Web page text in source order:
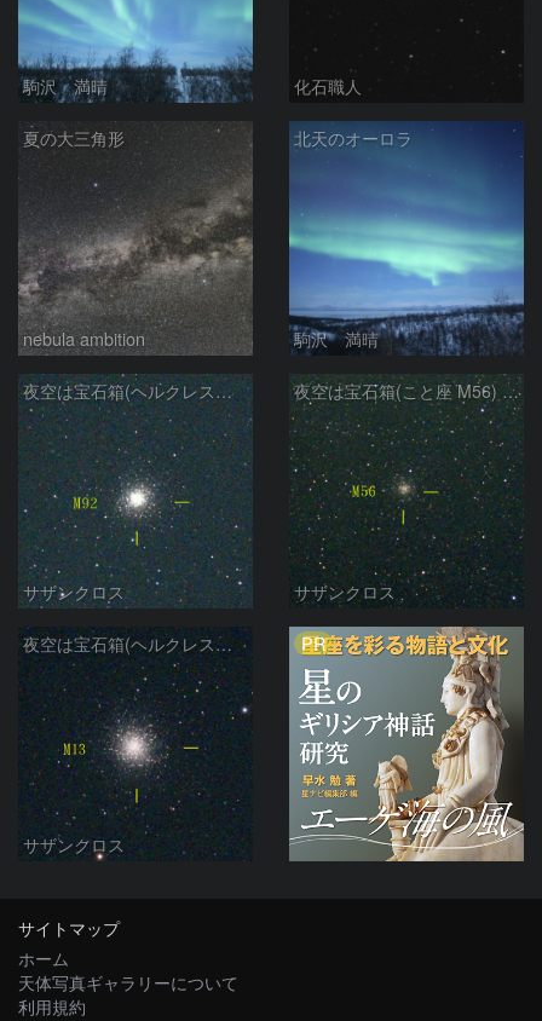
駒沢 満晴 化石職人
夏の大三角形
nebula ambition
北天のオーロラ
駒沢 満晴
夜空は宝石箱(ヘルクレス座 M92) Seestar50
サザンクロス
夜空は宝石箱(こと座 M56) Seestar50
サザンクロス
夜空は宝石箱(ヘルクレス座 M13) Seestar50
サザンクロス
PR
サイトマップ
ホーム
天体写真ギャラリーについて
利用規約